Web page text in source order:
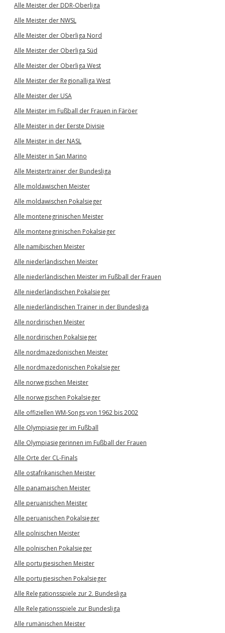
Alle Meister der DDR-Oberliga
Alle Meister der NWSL
Alle Meister der Oberliga Nord
Alle Meister der Oberliga Süd
Alle Meister der Oberliga West
Alle Meister der Regionalliga West
Alle Meister der USA
Alle Meister im Fußball der Frauen in Färöer
Alle Meister in der Eerste Divisie
Alle Meister in der NASL
Alle Meister in San Marino
Alle Meistertrainer der Bundesliga
Alle moldawischen Meister
Alle moldawischen Pokalsieger
Alle montenegrinischen Meister
Alle montenegrinischen Pokalsieger
Alle namibischen Meister
Alle niederländischen Meister
Alle niederländischen Meister im Fußball der Frauen
Alle niederländischen Pokalsieger
Alle niederländischen Trainer in der Bundesliga
Alle nordirischen Meister
Alle nordirischen Pokalsieger
Alle nordmazedonischen Meister
Alle nordmazedonischen Pokalsieger
Alle norwegischen Meister
Alle norwegischen Pokalsieger
Alle offiziellen WM-Songs von 1962 bis 2002
Alle Olympiasieger im Fußball
Alle Olympiasiegerinnen im Fußball der Frauen
Alle Orte der CL-Finals
Alle ostafrikanischen Meister
Alle panamaischen Meister
Alle peruanischen Meister
Alle peruanischen Pokalsieger
Alle polnischen Meister
Alle polnischen Pokalsieger
Alle portugiesischen Meister
Alle portugiesischen Pokalsieger
Alle Relegationsspiele zur 2. Bundesliga
Alle Relegationsspiele zur Bundesliga
Alle rumänischen Meister